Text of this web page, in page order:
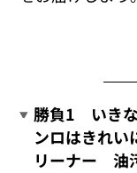
勝負1 いきな
ンロはきれい
リーナー 油